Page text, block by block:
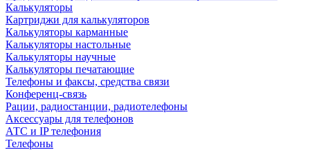
Калькуляторы
Картриджи для калькуляторов
Калькуляторы карманные
Калькуляторы настольные
Калькуляторы научные
Калькуляторы печатающие
Телефоны и факсы, средства связи
Конференц-связь
Рации, радиостанции, радиотелефоны
Аксессуары для телефонов
АТС и IP телефония
Телефоны